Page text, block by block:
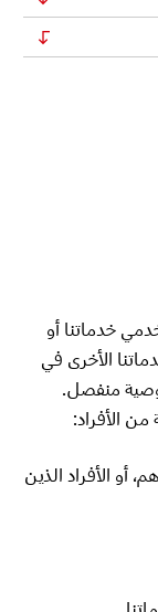
خدماتنا أو
الأخرى في
منفصل.
الأفراد:
أو الأفراد الذين